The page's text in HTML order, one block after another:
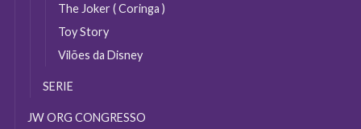
The Joker ( Coringa )
Toy Story
Vilões da Disney
SERIE
JW ORG CONGRESSO